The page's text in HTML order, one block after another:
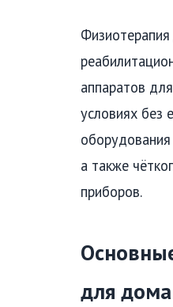
аппаратов
условиях без
а также
приборов.
для дома